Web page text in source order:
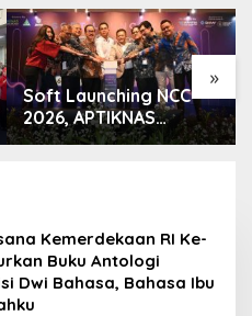
»
Soft Launching NCC
2026, APTIKNAS
Dorong Percepatan
Kemerdekaan RI Ke-
Buku Antologi
Dwi Bahasa, Bahasa Ibu